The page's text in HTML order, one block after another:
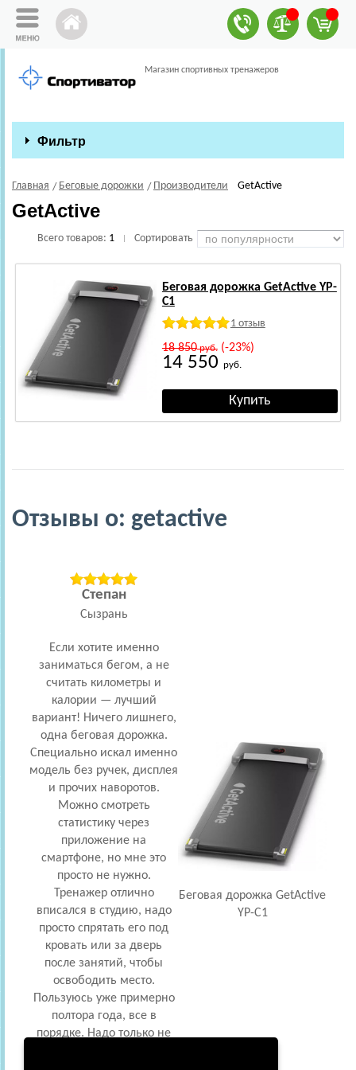
Магазин спортивных тренажеров
Фильтр
Главная Беговые дорожки Производители GetActive
GetActive
Всего товаров: 1 Сортировать
Беговая дорожка GetActive YP-
C1
1 отзыв
18 850руб.(-23%)
14 550 руб.
Отзывы о: getactive
Степан
Сызрань
Если хотите именно
заниматься бегом, а не
считать километры и
калории — лучший
вариант! Ничего лишнего,
одна беговая дорожка.
Специально искал именно
модель без ручек, дисплея
и прочих наворотов.
Можно смотреть
статистику через
приложение на
смартфоне, но мне это
просто не нужно.
Тренажер отлично
вписался в студию, надо
просто спрятать его под
кровать или за дверь
после занятий, чтобы
освободить место.
Пользуюсь уже примерно
полтора года, все в
порядке. Надо только не
Беговая дорожка GetActive
YP-C1